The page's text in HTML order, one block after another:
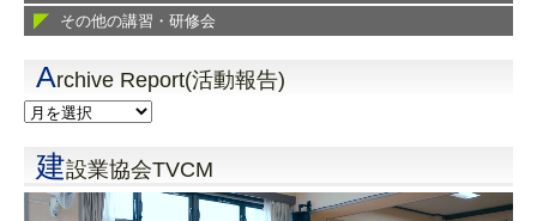
その他の講習・研修会
Archive Report(活動報告)
建設業協会TVCM